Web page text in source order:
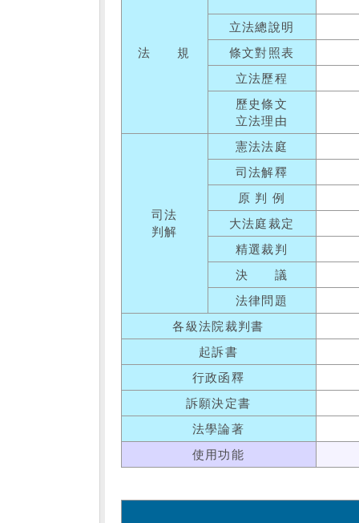
法 規
立法總說明
條文對照表
立法歷程
歷史條文
立法理由
司法
判解
憲法法庭
司法解釋
原 判 例
大法庭裁定
精選裁判
決 議
法律問題
各級法院裁判書
起訴書
行政函釋
訴願決定書
法學論著
使用功能